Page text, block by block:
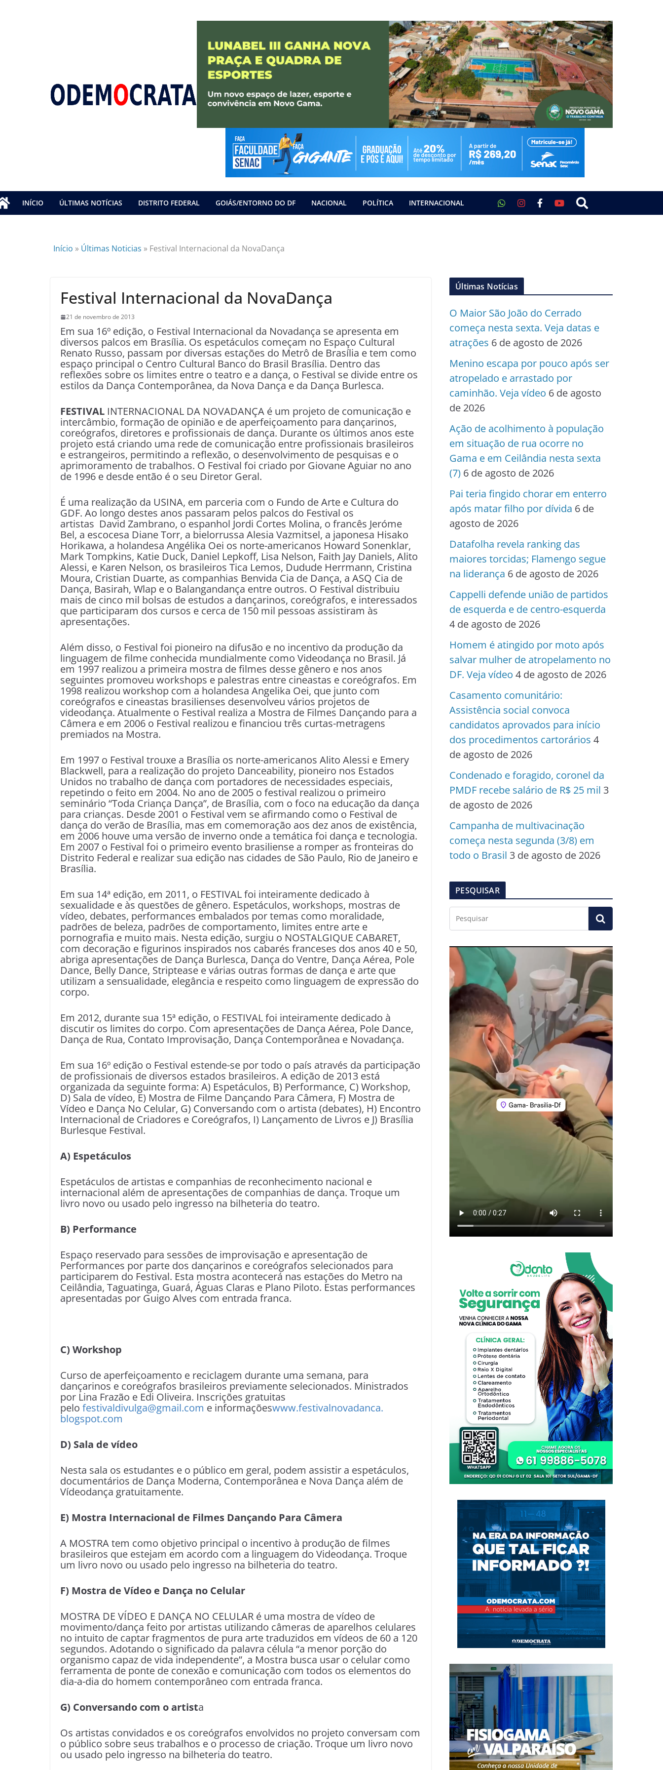
INÍCIO ÚLTIMAS NOTÍCIAS DISTRITO FEDERAL GOIÁS/ENTORNO DO DF NACIONAL POLÍTICA INTERNACIONAL
Início » Últimas Noticias » Festival Internacional da NovaDança
Festival Internacional da NovaDança
21 de novembro de 2013
Em sua 16º edição, o Festival Internacional da Novadança se apresenta em
diversos palcos em Brasília. Os espetáculos começam no Espaço Cultural
Renato Russo, passam por diversas estações do Metrô de Brasília e tem como
espaço principal o Centro Cultural Banco do Brasil Brasília. Dentro das
reflexões sobre os limites entre o teatro e a dança, o Festival se divide entre os
estilos da Dança Contemporânea, da Nova Dança e da Dança Burlesca.
FESTIVAL INTERNACIONAL DA NOVADANÇA é um projeto de comunicação e
intercâmbio, formação de opinião e de aperfeiçoamento para dançarinos,
coreógrafos, diretores e profissionais de dança. Durante os últimos anos este
projeto está criando uma rede de comunicação entre profissionais brasileiros
e estrangeiros, permitindo a reflexão, o desenvolvimento de pesquisas e o
aprimoramento de trabalhos. O Festival foi criado por Giovane Aguiar no ano
de 1996 e desde então é o seu Diretor Geral.
É uma realização da USINA, em parceria com o Fundo de Arte e Cultura do
GDF. Ao longo destes anos passaram pelos palcos do Festival os
artistas David Zambrano, o espanhol Jordi Cortes Molina, o francês Jeróme
Bel, a escocesa Diane Torr, a bielorrussa Alesia Vazmitsel, a japonesa Hisako
Horikawa, a holandesa Angélika Oei os norte-americanos Howard Sonenklar,
Mark Tompkins, Katie Duck, Daniel Lepkoff, Lisa Nelson, Faith Jay Daniels, Alito
Alessi, e Karen Nelson, os brasileiros Tica Lemos, Dudude Herrmann, Cristina
Moura, Cristian Duarte, as companhias Benvida Cia de Dança, a ASQ Cia de
Dança, Basirah, Wlap e o Balangandança entre outros. O Festival distribuiu
mais de cinco mil bolsas de estudos a dançarinos, coreógrafos, e interessados
que participaram dos cursos e cerca de 150 mil pessoas assistiram às
apresentações.
Além disso, o Festival foi pioneiro na difusão e no incentivo da produção da
linguagem de filme conhecida mundialmente como Videodança no Brasil. Já
em 1997 realizou a primeira mostra de filmes desse gênero e nos anos
seguintes promoveu workshops e palestras entre cineastas e coreógrafos. Em
1998 realizou workshop com a holandesa Angelika Oei, que junto com
coreógrafos e cineastas brasilienses desenvolveu vários projetos de
videodança. Atualmente o Festival realiza a Mostra de Filmes Dançando para a
Câmera e em 2006 o Festival realizou e financiou três curtas-metragens
premiados na Mostra.
Em 1997 o Festival trouxe a Brasília os norte-americanos Alito Alessi e Emery
Blackwell, para a realização do projeto Danceability, pioneiro nos Estados
Unidos no trabalho de dança com portadores de necessidades especiais,
repetindo o feito em 2004. No ano de 2005 o festival realizou o primeiro
seminário “Toda Criança Dança”, de Brasília, com o foco na educação da dança
para crianças. Desde 2001 o Festival vem se afirmando como o Festival de
dança do verão de Brasília, mas em comemoração aos dez anos de existência,
em 2006 houve uma versão de inverno onde a temática foi dança e tecnologia.
Em 2007 o Festival foi o primeiro evento brasiliense a romper as fronteiras do
Distrito Federal e realizar sua edição nas cidades de São Paulo, Rio de Janeiro e
Brasília.
Em sua 14ª edição, em 2011, o FESTIVAL foi inteiramente dedicado à
sexualidade e às questões de gênero. Espetáculos, workshops, mostras de
vídeo, debates, performances embalados por temas como moralidade,
padrões de beleza, padrões de comportamento, limites entre arte e
pornografia e muito mais. Nesta edição, surgiu o NOSTALGIQUE CABARET,
com decoração e figurinos inspirados nos cabarés franceses dos anos 40 e 50,
abriga apresentações de Dança Burlesca, Dança do Ventre, Dança Aérea, Pole
Dance, Belly Dance, Striptease e várias outras formas de dança e arte que
utilizam a sensualidade, elegância e respeito como linguagem de expressão do
corpo.
Em 2012, durante sua 15ª edição, o FESTIVAL foi inteiramente dedicado à
discutir os limites do corpo. Com apresentações de Dança Aérea, Pole Dance,
Dança de Rua, Contato Improvisação, Dança Contemporânea e Novadança.
Em sua 16º edição o Festival estende-se por todo o país através da participação
de profissionais de diversos estados brasileiros. A edição de 2013 está
organizada da seguinte forma: A) Espetáculos, B) Performance, C) Workshop,
D) Sala de vídeo, E) Mostra de Filme Dançando Para Câmera, F) Mostra de
Vídeo e Dança No Celular, G) Conversando com o artista (debates), H) Encontro
Internacional de Criadores e Coreógrafos, I) Lançamento de Livros e J) Brasília
Burlesque Festival.
A) Espetáculos
Espetáculos de artistas e companhias de reconhecimento nacional e
internacional além de apresentações de companhias de dança. Troque um
livro novo ou usado pelo ingresso na bilheteria do teatro.
B) Performance
Espaço reservado para sessões de improvisação e apresentação de
Performances por parte dos dançarinos e coreógrafos selecionados para
participarem do Festival. Esta mostra acontecerá nas estações do Metro na
Ceilândia, Taguatinga, Guará, Águas Claras e Plano Piloto. Estas performances
apresentadas por Guigo Alves com entrada franca.
C) Workshop
Curso de aperfeiçoamento e reciclagem durante uma semana, para
dançarinos e coreógrafos brasileiros previamente selecionados. Ministrados
por Lina Frazão e Edi Oliveira. Inscrições gratuitas
pelo festivaldivulga@gmail.com e informaçõeswww.festivalnovadanca.
blogspot.com
D) Sala de vídeo
Nesta sala os estudantes e o público em geral, podem assistir a espetáculos,
documentários de Dança Moderna, Contemporânea e Nova Dança além de
Vídeodança gratuitamente.
E) Mostra Internacional de Filmes Dançando Para Câmera
A MOSTRA tem como objetivo principal o incentivo à produção de filmes
brasileiros que estejam em acordo com a linguagem do Videodança. Troque
um livro novo ou usado pelo ingresso na bilheteria do teatro.
F) Mostra de Vídeo e Dança no Celular
MOSTRA DE VÍDEO E DANÇA NO CELULAR é uma mostra de vídeo de
movimento/dança feito por artistas utilizando câmeras de aparelhos celulares
no intuito de captar fragmentos de pura arte traduzidos em vídeos de 60 a 120
segundos. Adotando o significado da palavra célula “a menor porção do
organismo capaz de vida independente”, a Mostra busca usar o celular como
ferramenta de ponte de conexão e comunicação com todos os elementos do
dia-a-dia do homem contemporâneo com entrada franca.
G) Conversando com o artista
Os artistas convidados e os coreógrafos envolvidos no projeto conversam com
o público sobre seus trabalhos e o processo de criação. Troque um livro novo
ou usado pelo ingresso na bilheteria do teatro.
Últimas Notícias
O Maior São João do Cerrado
começa nesta sexta. Veja datas e
atrações 6 de agosto de 2026
Menino escapa por pouco após ser
atropelado e arrastado por
caminhão. Veja vídeo 6 de agosto
de 2026
Ação de acolhimento à população
em situação de rua ocorre no
Gama e em Ceilândia nesta sexta
(7) 6 de agosto de 2026
Pai teria fingido chorar em enterro
após matar filho por dívida 6 de
agosto de 2026
Datafolha revela ranking das
maiores torcidas; Flamengo segue
na liderança 6 de agosto de 2026
Cappelli defende união de partidos
de esquerda e de centro-esquerda
4 de agosto de 2026
Homem é atingido por moto após
salvar mulher de atropelamento no
DF. Veja vídeo 4 de agosto de 2026
Casamento comunitário:
Assistência social convoca
candidatos aprovados para início
dos procedimentos cartorários 4
de agosto de 2026
Condenado e foragido, coronel da
PMDF recebe salário de R$ 25 mil 3
de agosto de 2026
Campanha de multivacinação
começa nesta segunda (3/8) em
todo o Brasil 3 de agosto de 2026
PESQUISAR